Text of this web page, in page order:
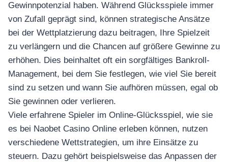
Gewinnpotenzial haben. Während Glücksspiele immer
von Zufall geprägt sind, können strategische Ansätze
bei der Wettplatzierung dazu beitragen, Ihre Spielzeit
zu verlängern und die Chancen auf größere Gewinne zu
erhöhen. Dies beinhaltet oft ein sorgfältiges Bankroll-
Management, bei dem Sie festlegen, wie viel Sie bereit
sind zu setzen und wann Sie aufhören müssen, egal ob
Sie gewinnen oder verlieren.
Viele erfahrene Spieler im Online-Glücksspiel, wie sie
es bei Naobet Casino Online erleben können, nutzen
verschiedene Wettstrategien, um ihre Einsätze zu
steuern. Dazu gehört beispielsweise das Anpassen der